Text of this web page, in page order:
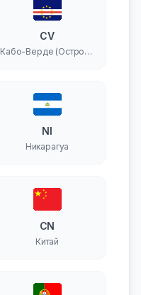
CV
Кабо-Верде (Острова
NI
Никарагуа
CN
Китай